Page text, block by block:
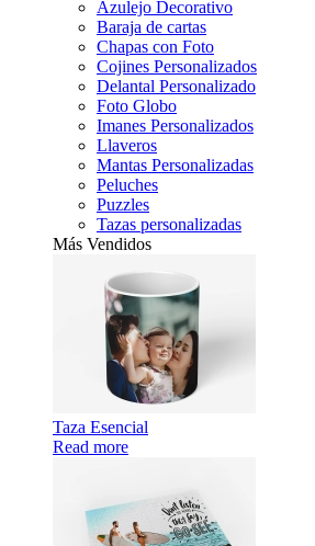
Azulejo Decorativo
Baraja de cartas
Chapas con Foto
Cojines Personalizados
Delantal Personalizado
Foto Globo
Imanes Personalizados
Llaveros
Mantas Personalizadas
Peluches
Puzzles
Tazas personalizadas
Más Vendidos
Taza Esencial
Read more